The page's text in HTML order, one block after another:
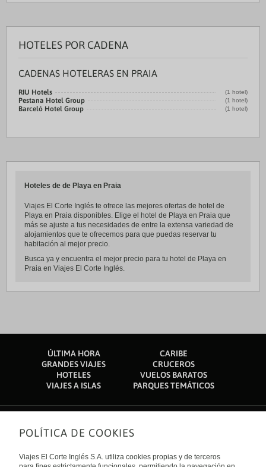
HOTELES POR CADENA
CADENAS HOTELERAS EN PRAIA
RIU Hotels (1 hotel)
Pestana Hotel Group (1 hotel)
Barceló Hotel Group (1 hotel)
Hoteles de de Playa en Praia
Viajes El Corte Inglés te ofrece las mejores ofertas de hotel de
Playa en Praia disponibles. Elige el hotel de Playa en Praia que
más se ajuste a tus necesidades de entre la extensa variedad de
alojamientos que te ofrecemos para que puedas reservar tu
habitación al mejor precio.
Busca ya y encuentra el mejor precio para tu hotel de Playa en
Praia en Viajes El Corte Inglés.
ÚLTIMA HORA
CARIBE
GRANDES VIAJES
CRUCEROS
HOTELES
VUELOS BARATOS
VIAJES A ISLAS
PARQUES TEMÁTICOS
Sobre nosotros
Quiénes somos
Financiación
POLÍTICA DE COOKIES
Viajes El Corte Inglés S.A. utiliza cookies propias y de terceros